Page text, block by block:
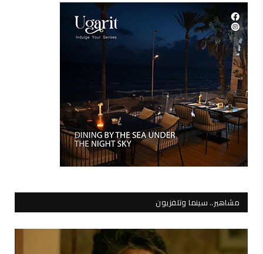
مشاهير.. سينما وتلفزيون